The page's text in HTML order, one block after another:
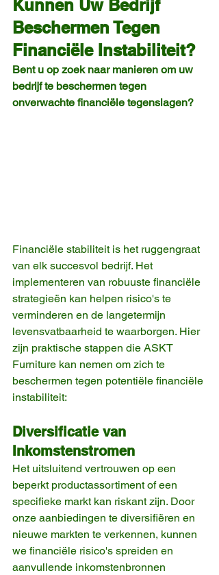
Kunnen Uw Bedrijf
Beschermen Tegen
Financiële Instabiliteit?
Bent u op zoek naar manieren om uw
bedrijf te beschermen tegen
onverwachte financiële tegenslagen?
Financiële stabiliteit is het ruggengraat
van elk succesvol bedrijf. Het
implementeren van robuuste financiële
strategieën kan helpen risico's te
verminderen en de langetermijn
levensvatbaarheid te waarborgen. Hier
zijn praktische stappen die ASKT
Furniture kan nemen om zich te
beschermen tegen potentiële financiële
instabiliteit:
Diversificatie van
Inkomstenstromen
Het uitsluitend vertrouwen op een
beperkt productassortiment of een
specifieke markt kan riskant zijn. Door
onze aanbiedingen te diversifiëren en
nieuwe markten te verkennen, kunnen
we financiële risico's spreiden en
aanvullende inkomstenbronnen